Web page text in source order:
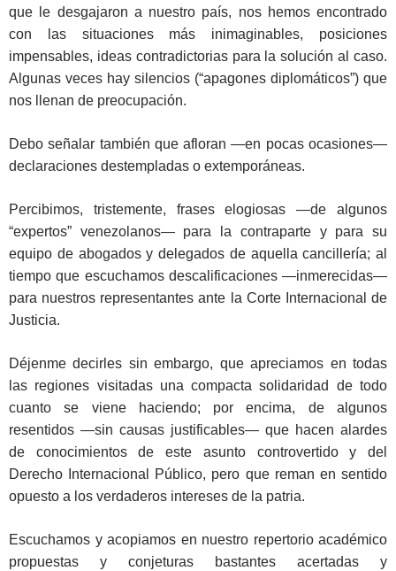
que le desgajaron a nuestro país, nos hemos encontrado
con las situaciones más inimaginables, posiciones
impensables, ideas contradictorias para la solución al caso.
Algunas veces hay silencios (“apagones diplomáticos”) que
nos llenan de preocupación.
Debo señalar también que afloran —en pocas ocasiones—
declaraciones destempladas o extemporáneas.
Percibimos, tristemente, frases elogiosas —de algunos
“expertos” venezolanos— para la contraparte y para su
equipo de abogados y delegados de aquella cancillería; al
tiempo que escuchamos descalificaciones —inmerecidas—
para nuestros representantes ante la Corte Internacional de
Justicia.
Déjenme decirles sin embargo, que apreciamos en todas
las regiones visitadas una compacta solidaridad de todo
cuanto se viene haciendo; por encima, de algunos
resentidos —sin causas justificables— que hacen alardes
de conocimientos de este asunto controvertido y del
Derecho Internacional Público, pero que reman en sentido
opuesto a los verdaderos intereses de la patria.
Escuchamos y acopiamos en nuestro repertorio académico
propuestas y conjeturas bastantes acertadas y